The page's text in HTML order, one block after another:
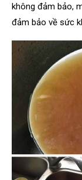
không đảm bảo,
đảm bảo về sức